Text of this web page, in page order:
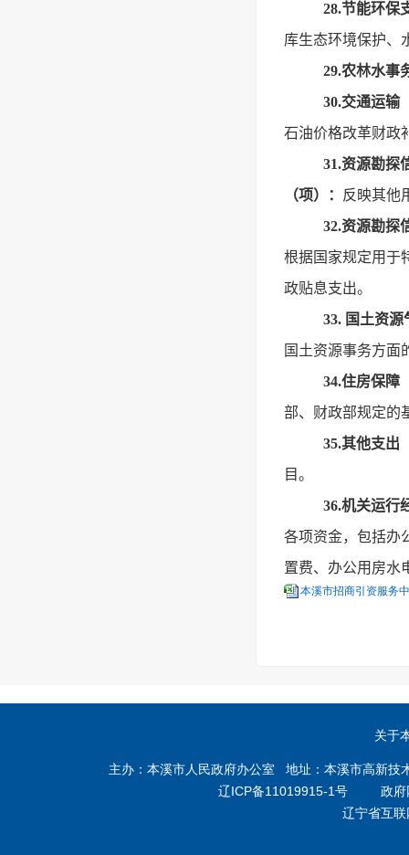
28.节能环保
库生态环境保护、
29.农林水事
30.交通运输
石油价格改革财政
31.资源勘探
（项）：
反映其他
32.资源勘探
根据国家规定用于
政贴息支出。
33. 国土资
国土资源事务方面
34.住房保障
部、财政部规定的
35.其他支出
目。
36.机关运行
各项资金，包括办
置费、办公用房水
本溪市招商引资服务
关于
主办：本溪市人民政府办公室 地址：本溪市高新
辽ICP备11019915-1号 政府
辽宁省互